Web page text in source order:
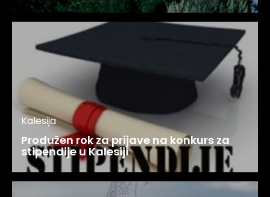
Kalesija
Produžen rok za prijave na konkurs za
stipendije u Kalesiji